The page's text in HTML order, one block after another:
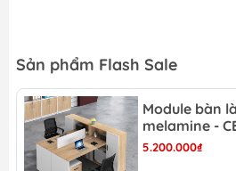
luzi màu cam:
Chất liệu: lưng lưới chân
Kích thước: cao 85cm x
44cm
Màu sắc: cam
Sản phẩm Flash Sale
Module bàn
melamine -
5.200.000₫